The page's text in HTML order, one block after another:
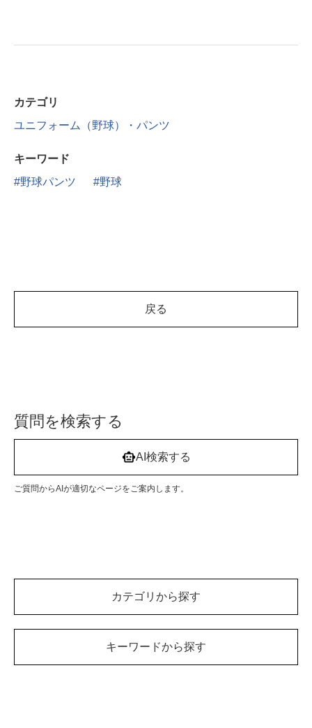
カテゴリ
ユニフォーム（野球）・パンツ
キーワード
野球パンツ
野球
戻る
質問を検索する
AI検索する
ご質問からAIが適切なページをご案内します。
カテゴリから探す
キーワードから探す